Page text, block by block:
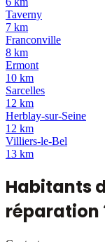
Taverny
7 km
Franconville
8 km
Ermont
10 km
Sarcelles
12 km
Herblay-sur-Seine
12 km
Villiers-le-Bel
13 km
Habitants
réparation